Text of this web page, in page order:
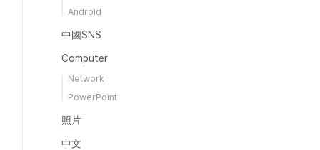
Android
中國SNS
Computer
Network
PowerPoint
照片
中文